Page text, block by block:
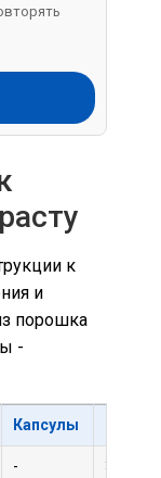
к
и
порошка
-
Капсулы
- 3 раза